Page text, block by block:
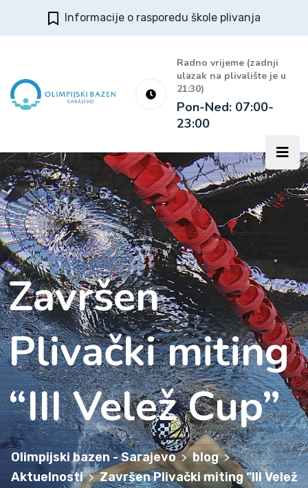
Informacije o rasporedu škole plivanja
Radno vrijeme (zadnji
ulazak na plivalište je u
21:30)
Pon-Ned: 07:00-
23:00
Završen
Plivački miting
“III Velež Cup”
Olimpijski bazen - Sarajevo > blog >
Aktuelnosti > Završen Plivački miting “III Velež